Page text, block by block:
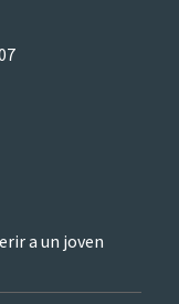
a un joven